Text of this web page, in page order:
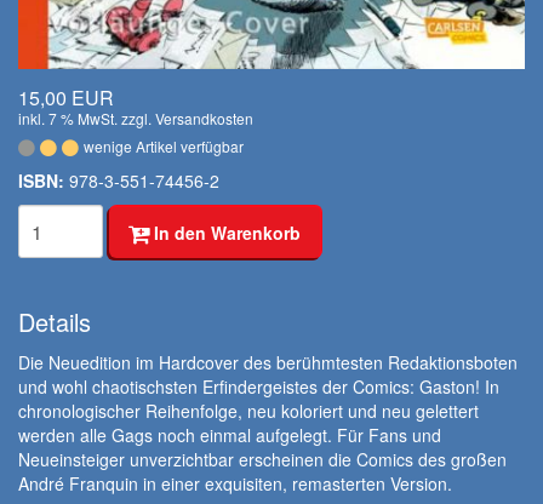
15,00 EUR
inkl. 7 % MwSt. zzgl. Versandkosten
wenige Artikel verfügbar
ISBN: 978-3-551-74456-2
In den Warenkorb
Details
Die Neuedition im Hardcover des berühmtesten Redaktionsboten
und wohl chaotischsten Erfindergeistes der Comics: Gaston! In
chronologischer Reihenfolge, neu koloriert und neu gelettert
werden alle Gags noch einmal aufgelegt. Für Fans und
Neueinsteiger unverzichtbar erscheinen die Comics des großen
André Franquin in einer exquisiten, remasterten Version.